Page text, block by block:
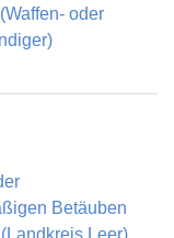
oder
Betäuben
Leer)